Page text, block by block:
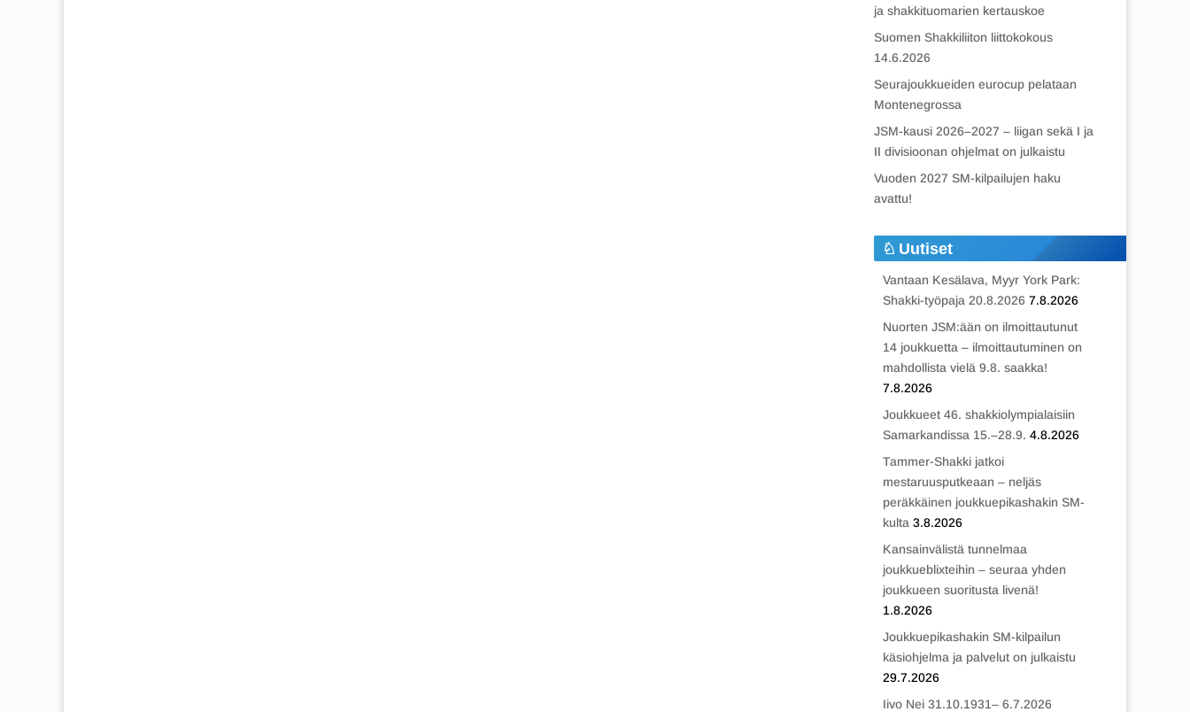
ja shakkituomarien kertauskoe
Suomen Shakkiliiton liittokokous
14.6.2026
Seurajoukkueiden eurocup pelataan
Montenegrossa
JSM-kausi 2026–2027 – liigan sekä I ja
II divisioonan ohjelmat on julkaistu
Vuoden 2027 SM-kilpailujen haku
avattu!
Uutiset
Vantaan Kesälava, Myyr York Park:
Shakki-työpaja 20.8.2026 7.8.2026
Nuorten JSM:ään on ilmoittautunut
14 joukkuetta – ilmoittautuminen on
mahdollista vielä 9.8. saakka!
7.8.2026
Joukkueet 46. shakkiolympialaisiin
Samarkandissa 15.–28.9. 4.8.2026
Tammer-Shakki jatkoi
mestaruusputkeaan – neljäs
peräkkäinen joukkuepikashakin SM-
kulta 3.8.2026
Kansainvälistä tunnelmaa
joukkueblixteihin – seuraa yhden
joukkueen suoritusta livenä!
1.8.2026
Joukkuepikashakin SM-kilpailun
käsiohjelma ja palvelut on julkaistu
29.7.2026
Iivo Nei 31.10.1931– 6.7.2026